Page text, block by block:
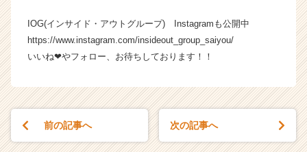
C
a
IOG(インサイド・アウトグループ) Instagramも公開中
https://www.instagram.com/insideout_group_saiyou/
いいね❤やフォロー、お待ちしております！！
前の記事へ 次の記事へ